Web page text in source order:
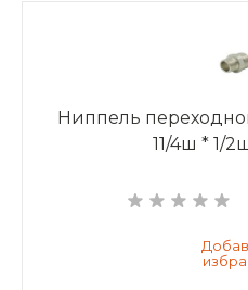
Ниппель
11/4ш * 1/